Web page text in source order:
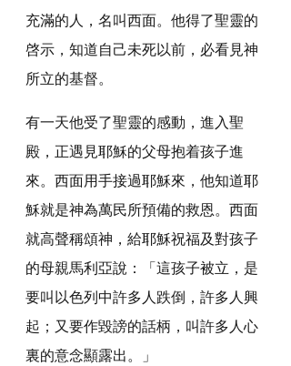
充滿的人，名叫西面。他得了聖靈的
啓示，知道自己未死以前，必看見神
所立的基督。
有一天他受了聖靈的感動，進入聖
殿，正遇見耶穌的父母抱着孩子進
來。西面用手接過耶穌來，他知道耶
穌就是神為萬民所預備的救恩。西面
就高聲稱頌神，給耶穌祝福及對孩子
的母親馬利亞說：「這孩子被立，是
要叫以色列中許多人跌倒，許多人興
起；又要作毀謗的話柄，叫許多人心
裏的意念顯露出。」